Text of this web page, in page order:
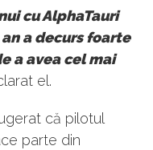
cu AlphaTauri
a decurs foarte
a avea cel mai
el.
că pilotul
parte din